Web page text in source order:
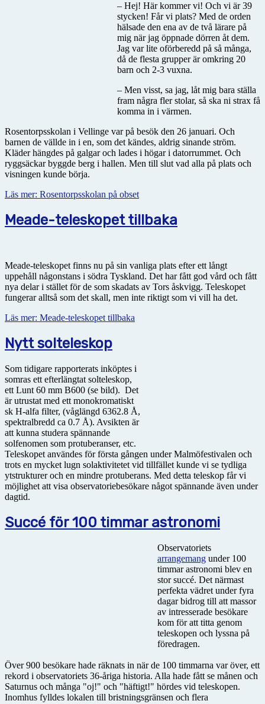
– Hej! Här kommer vi! Och vi är 39
stycken! Får vi plats? Med de orden
hälsade den ena av de två lärare på
mig när jag öppnade dörren åt dem.
Jag var lite oförberedd på så många,
då de flesta grupper är omkring 20
barn och 2-3 vuxna.
– Men visst, sa jag, låt mig bara ställa
fram några fler stolar, så ska ni strax få
komma in i värmen.
Rosentorpsskolan i Vellinge var på besök den 26 januari. Och
barnen de vällde in i en, som det kändes, aldrig sinande ström.
Kläder hängdes på galgar och lades i högar i datorrummet. Och
ryggsäckar byggde berg i hallen. Men till slut vad alla på plats och
visningen kunde börja.
Läs mer: Rosentorpsskolan på obset
Meade-teleskopet tillbaka
Meade-teleskopet finns nu på sin vanliga plats efter ett långt
uppehåll någonstans i södra Tyskland. Det har fått god vård och fått
nya delar i stället för de som skadats av Tors åskvigg. Teleskopet
fungerar alltså som det skall, men inte riktigt som vi vill ha det.
Läs mer: Meade-teleskopet tillbaka
Nytt solteleskop
Som tidigare rapporterats inköptes i
somras ett efterlängtat solteleskop,
ett Lunt 60 mm B600 (se bild). Det
är utrustat med ett monokromatiskt
sk H-alfa filter, (våglängd 6362.8 Å,
spektralbredd ca 0.7 Å). Avsikten är
att kunna studera spännande
solfenomen som protuberanser, etc.
Teleskopet användes för första gången under Malmöfestivalen och
trots en mycket lugn solaktivitetet vid tillfället kunde vi se tydliga
ytstrukturer och en mindre protuberans. Med detta teleskop får vi
möjlighet att visa observatoriebesökare något spännande även under
dagtid.
Succé för 100 timmar astronomi
Observatoriets
arrangemang under 100
timmar astronomi blev en
stor succé. Det närmast
perfekta vädret under fyra
dagar bidrog till att massor
av intresserade besökare
kom för att titta genom
teleskopen och lyssna på
föredragen.
Över 900 besökare hade räknats in när de 100 timmarna var över, ett
rekord i observatoriets 36-åriga historia. Alla hade fått se månen och
Saturnus och många "oj!" och "häftigt!" hördes vid teleskopen.
Inomhus fylldes lokalen till bristningsgränsen och flera